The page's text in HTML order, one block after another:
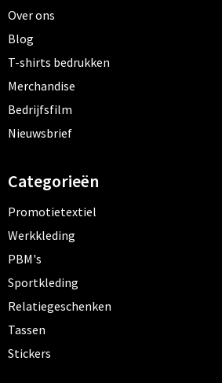
Over ons
Blog
T-shirts bedrukken
Merchandise
Bedrijfsfilm
Nieuwsbrief
Categorieën
Promotietextiel
Werkkleding
PBM's
Sportkleding
Relatiegeschenken
Tassen
Stickers